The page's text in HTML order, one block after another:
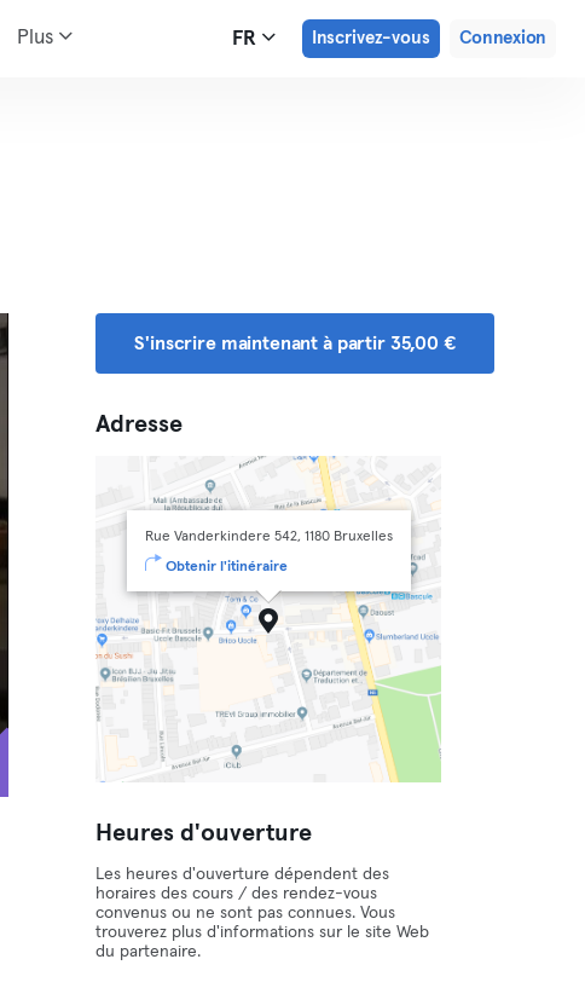
Plus FR Inscrivez-vous Connexion
S'inscrire maintenant à partir 35,00 €
Adresse
Rue Vanderkindere 542, 1180 Bruxelles
Obtenir l'itinéraire
Heures d'ouverture
Les heures d'ouverture dépendent des
horaires des cours / des rendez-vous
convenus ou ne sont pas connues. Vous
trouverez plus d'informations sur le site Web
du partenaire.